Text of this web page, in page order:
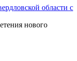
области с
нового